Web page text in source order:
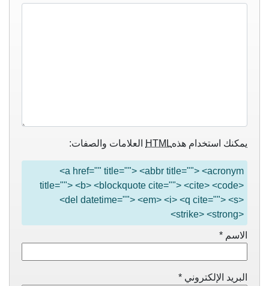
يمكنك استخدام هذهHTML العلامات والصفات:
<a href="" title=""> <abbr title=""> <acronym
title=""> <b> <blockquote cite=""> <cite> <code>
<del datetime=""> <em> <i> <q cite=""> <s>
<strike> <strong>
الاسم *
البريد الإلكتروني *